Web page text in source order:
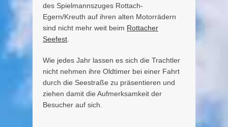
des Spielmannszuges Rottach-
Egern/Kreuth auf ihren alten Motorrädern
sind nicht mehr weit beim Rottacher
Seefest
Wie jedes Jahr lassen es sich die Trachtler
nicht nehmen ihre Oldtimer bei einer Fahrt
durch die Seestraße zu präsentieren und
ziehen damit die Aufmerksamkeit der
Besucher auf sich.